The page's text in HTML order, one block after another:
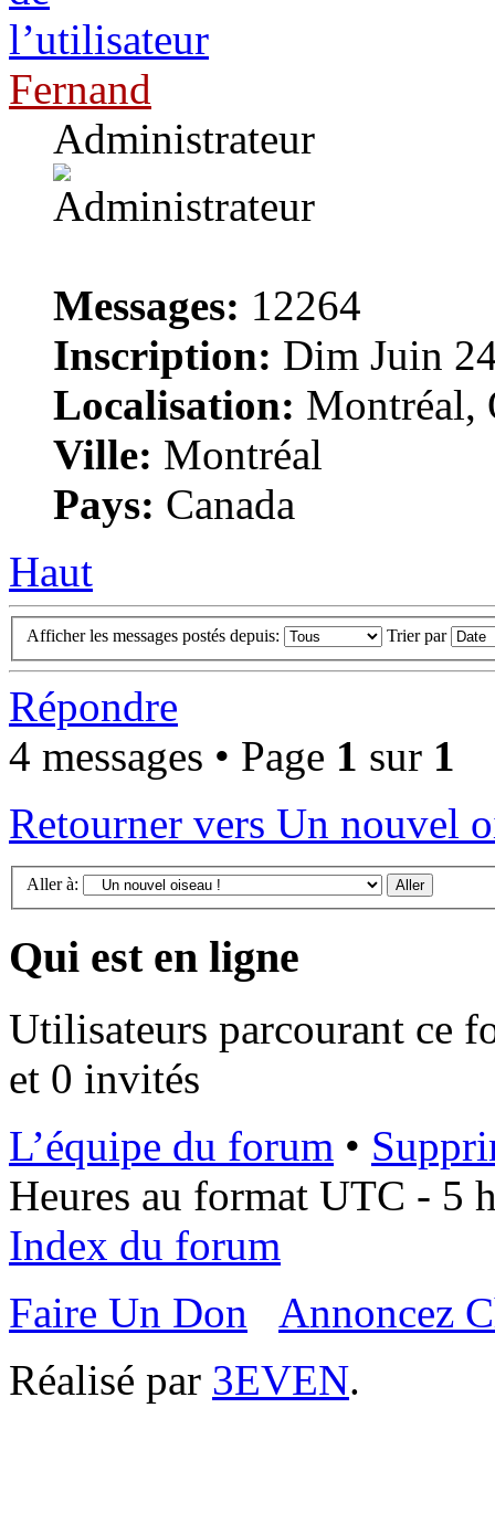
Fernand
Administrateur
Messages: 12264
Inscription: Dim Juin
Localisation: Montréal,
Ville: Montréal
Pays: Canada
Haut
Afficher les messages postés depuis: Trier par
Répondre
4 messages • Page 1 sur 1
Retourner vers Un nouvel
Aller à:
Qui est en ligne
Utilisateurs parcourant ce
et 0 invités
L’équipe du forum •
Heures au format UTC - 5
Index du forum
Faire Un Don
Annoncez
Réalisé par 3EVEN.